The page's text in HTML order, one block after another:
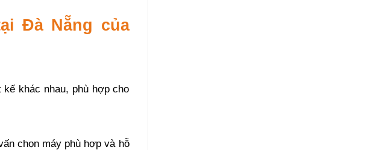
Đà Nẵng của
khác nhau, phù hợp cho
chọn máy phù hợp và hỗ